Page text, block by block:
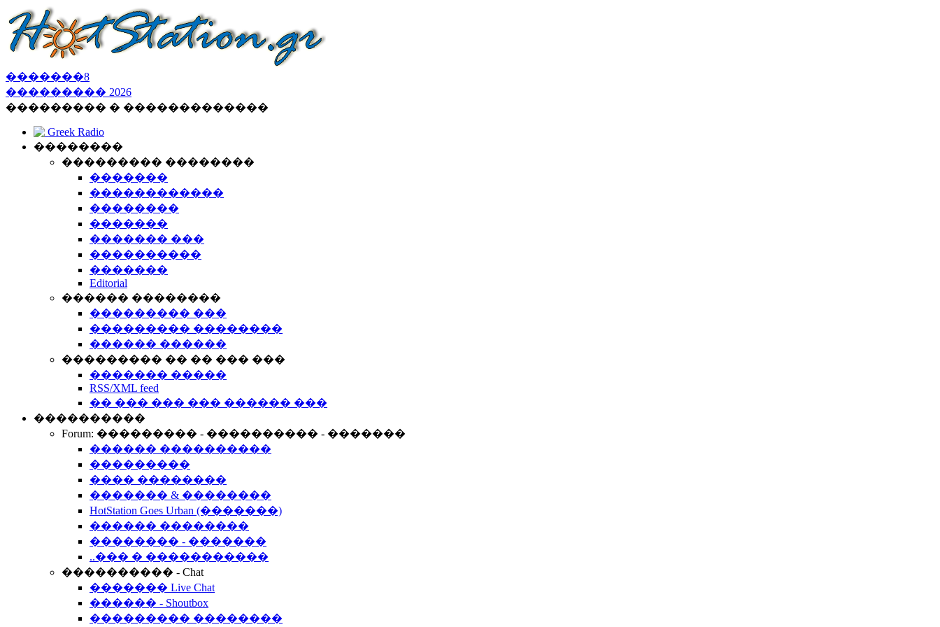
�������8
��������� 2026
��������� � �������������
Greek Radio
��������
��������� ��������
�������
������������
��������
�������
������� ���
����������
�������
Editorial
������ ��������
��������� ���
��������� ��������
������ ������
��������� �� �� ��� ���
������� �����
RSS/XML feed
�� ��� ��� ��� ������ ���
����������
Forum: ��������� - ���������� - �������
������ ����������
���������
���� ��������
������� & ��������
HotStation Goes Urban (�������)
������ ��������
�������� - �������
..��� � �����������
���������� - Chat
������� Live Chat
������ - Shoutbox
��������� ��������